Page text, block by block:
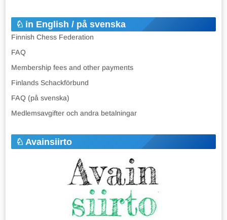
in English / på svenska
Finnish Chess Federation
FAQ
Membership fees and other payments
Finlands Schackförbund
FAQ (på svenska)
Medlemsavgifter och andra betalningar
Avainsiirto